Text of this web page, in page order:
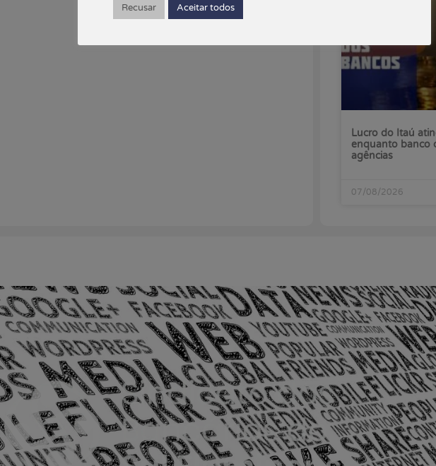
Lucro do Itaú
enquanto banco
agências
07/08/2026
Recusar Aceitar todos